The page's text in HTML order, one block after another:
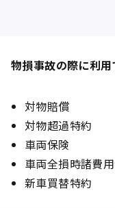
物損事故の際に利
対物賠償
対物超過特約
車両保険
車両全損時諸費
新車買替特約